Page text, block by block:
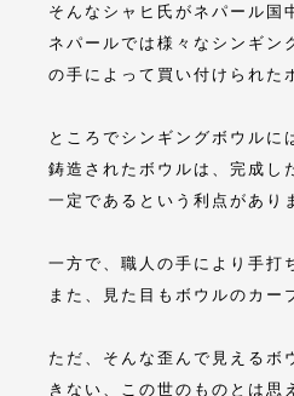
そんなシャヒ氏がネパール国
ネパールでは様々なシンギン
の手によって買い付けられた
ところでシンギングボウルに
鋳造されたボウルは、完成し
一定であるという利点があり
一方で、職人の手により手打
また、見た目もボウルのカー
ただ、そんな歪んで見えるボ
きない、この世のものとは思